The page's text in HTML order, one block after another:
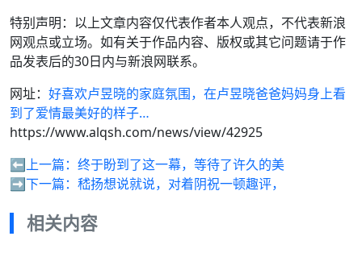
特别声明：以上文章内容仅代表作者本人观点，不代表新浪
网观点或立场。如有关于作品内容、版权或其它问题请于作
品发表后的30日内与新浪网联系。
网址： 好喜欢卢昱晓的家庭氛围，在卢昱晓爸爸妈妈身上看
到了爱情最美好的样子…
https://www.alqsh.com/news/view/42925
⬅️上一篇： 终于盼到了这一幕，等待了许久的美
➡️下一篇： 嵇扬想说就说，对着阴祝一顿趣评，
相关内容